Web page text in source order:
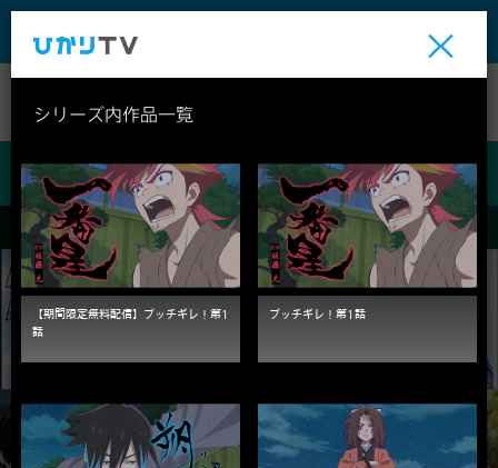
ビデオ
シリーズ内作品一覧
【期間限定無料配信】ブッチギレ！第1
話
ブッチギレ！第1話